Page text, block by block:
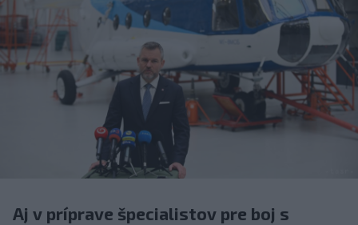
Aj v príprave špecialistov pre boj s